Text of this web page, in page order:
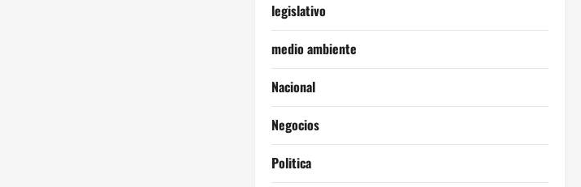
legislativo
medio ambiente
Nacional
Negocios
Politica